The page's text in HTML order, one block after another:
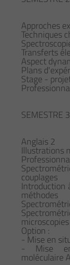
Approches
Techniques
Transferts
Aspect
Plans
Stage -
SEMESTRE
Anglais 2
Illustrations
couplages
Introduction
méthodes
microscopies
Option :
- Mise en
- Mise
moléculaire